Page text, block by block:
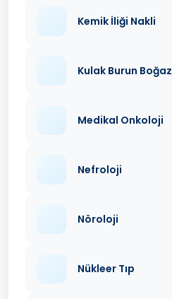
Kemik İliği Nakli
Kulak Burun Boğaz
Medikal Onkoloji
Nefroloji
Nöroloji
Nükleer Tıp